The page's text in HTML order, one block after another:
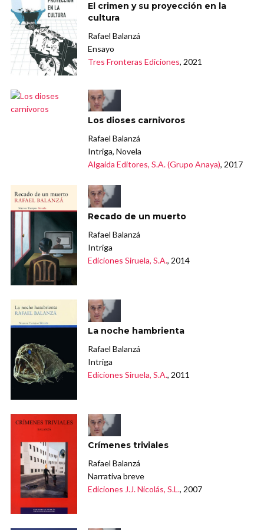
El crimen y su proyección en la
cultura
Rafael Balanzá
Ensayo
Tres Fronteras Ediciones, 2021
Los dioses carnivoros
Rafael Balanzá
Intriga, Novela
Algaida Editores, S.A. (Grupo Anaya), 2017
Recado de un muerto
Rafael Balanzá
Intriga
Ediciones Siruela, S.A., 2014
La noche hambrienta
Rafael Balanzá
Intriga
Ediciones Siruela, S.A., 2011
Crímenes triviales
Rafael Balanzá
Narrativa breve
Ediciones J.J. Nicolás, S.L., 2007